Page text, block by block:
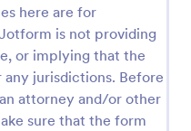
here are for
is not providing
or implying that the
jurisdictions. Before
attorney and/or other
sure that the form